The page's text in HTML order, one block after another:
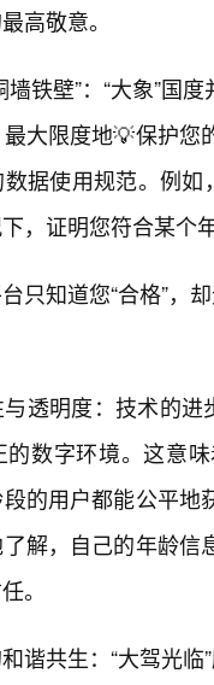
高敬意。
墙铁壁”：“大象”国
大限度地💡保护
据使用规范。例
，证明您符合某个
只知道您“合格”，
透明度：技术的进
数字环境。这意
的用户都能公平
解，自己的年龄
。
谐共生：“大驾光